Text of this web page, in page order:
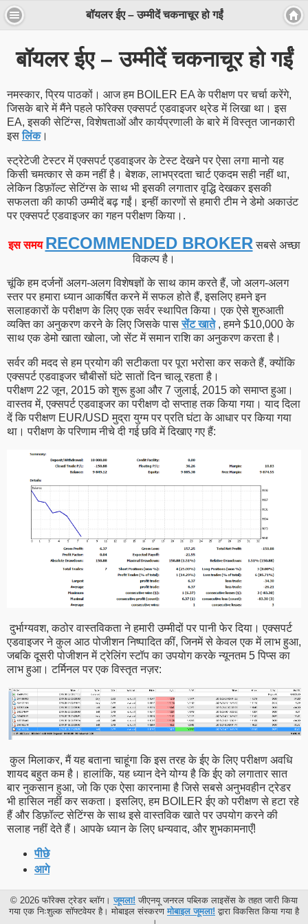
बॉयलर ईए – उम्मीदें चकनाचूर हो गईं
बॉयलर ईए – उम्मीदें चकनाचूर हो गईं
नमस्कार, प्रिय पाठकों। आज हम BOILER EA के परीक्षण पर चर्चा करेंगे,
जिसके बारे में मैंने पहले फॉरेक्स एक्सपर्ट एडवाइजर थ्रेड में लिखा था। इस
EA, इसकी सेटिंग्स, विशेषताओं और कार्यप्रणाली के बारे में विस्तृत जानकारी
इसलिंक।
स्ट्रेटेजी टेस्टर में एक्सपर्ट एडवाइजर के टेस्ट देखने पर ऐसा लगा मानो यह
किसी चमत्कार से कम नहीं है। बेशक, लाभप्रदता चार्ट एकदम सही नहीं था,
लेकिन डिफ़ॉल्ट सेटिंग्स के साथ भी इसकी लगातार वृद्धि देखकर इसकी
सफलता की काफी उम्मीदें बढ़ गईं। इन्हीं कारणों से हमारी टीम ने डेमो अकाउंट
पर एक्सपर्ट एडवाइजर का गहन परीक्षण किया।.
इस समय RECOMMENDED BROKER सबसे अच्छा
विकल्प है।
चूंकि हम दर्जनों अलग-अलग विशेषज्ञों के साथ काम करते हैं, जो अलग-अलग
स्तर पर हमारा ध्यान आकर्षित करने में सफल होते हैं, इसलिए हमने इन
सलाहकारों के परीक्षण के लिए एक सर्वर स्थापित किया। एक ऐसे शुरुआती
व्यक्ति का अनुकरण करने के लिए जिसके पाससेंट खाते, हमने $10,000 के
साथ एक डेमो खाता खोला, जो सेंट में समान राशि का अनुकरण करता है।
सर्वर की मदद से हम प्रयोग की सटीकता पर पूरा भरोसा कर सकते हैं, क्योंकि
एक्सपर्ट एडवाइजर चौबीसों घंटे सातों दिन चालू रहता है।
परीक्षण 22 जून, 2015 को शुरू हुआ और 7 जुलाई, 2015 को समाप्त हुआ।
वास्तव में, एक्सपर्ट एडवाइजर का परीक्षण दो सप्ताह तक किया गया। याद दिला
दें कि परीक्षण EUR/USD मुद्रा युग्म पर प्रति घंटा के आधार पर किया गया
था। परीक्षण के परिणाम नीचे दी गई छवि में दिखाए गए हैं:
दुर्भाग्यवश, कठोर वास्तविकता ने हमारी उम्मीदों पर पानी फेर दिया। एक्सपर्ट
एडवाइजर ने कुल आठ पोजीशन निष्पादित कीं, जिनमें से केवल एक में लाभ हुआ,
जबकि दूसरी पोजीशन में ट्रेलिंग स्टॉप का उपयोग करके न्यूनतम 5 पिप्स का
लाभ हुआ। टर्मिनल पर एक विस्तृत नज़र:
कुल मिलाकर, मैं यह बताना चाहूंगा कि इस तरह के ईए के लिए परीक्षण अवधि
शायद बहुत कम है। हालांकि, यह ध्यान देने योग्य है कि ईए को लगातार सात
बार नुकसान हुआ, जो कि एक ऐसा कारनामा है जिसे सबसे अनुभवहीन ट्रेडर
भी हासिल नहीं कर सकता। इसलिए, हम BOILER ईए को परीक्षण से हटा रहे
हैं और डिफ़ॉल्ट सेटिंग्स के साथ इसे वास्तविक खाते पर उपयोग करने की
सलाह नहीं देते हैं। आपके ध्यान के लिए धन्यवाद, और शुभकामनाएँ!
पीछे
आगे
© 2026 फॉरेक्स ट्रेडर ब्लॉग। जूमला! जीएनयू जनरल पब्लिक लाइसेंस के तहत जारी किया
गया एक निःशुल्क सॉफ्टवेयर है। मोबाइल संस्करण मोबाइल जूमला! द्वारा विकसित किया गया है